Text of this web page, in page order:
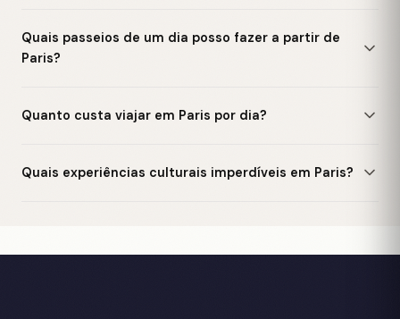
Quais passeios de um dia posso fazer a partir de
Paris?
Quanto custa viajar em Paris por dia?
Quais experiências culturais imperdíveis em Paris?